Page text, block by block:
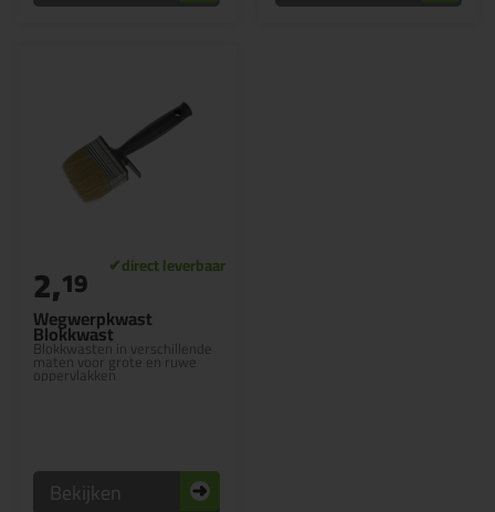
Wegwerpkwast
Blokkwast
Blokkwasten in verschillende
maten voor grote en ruwe
oppervlakken
2,19
Bekijken